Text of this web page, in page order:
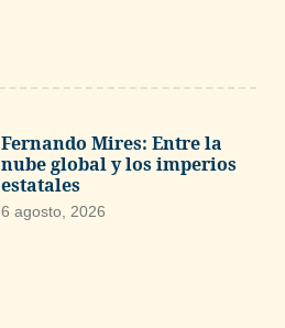
Fernando Mires: Entre la
nube global y los imperios
estatales
6 agosto, 2026